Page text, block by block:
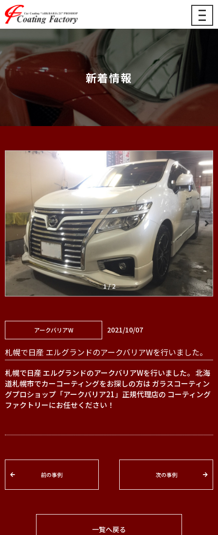
メ
ニ
新着情報
1/2
アークバリアW 2021/10/07
札幌で日産 エルグランドのアークバリアWを行いました。
札幌で日産 エルグランドのアークバリアWを行いました。 北海
道札幌市でカーコーティングをお探しの方は ガラスコーティン
グプロショップ「アークバリア21」正規代理店の コーティング
ファクトリーにお任せください！
前の事例 次の事例
一覧へ戻る